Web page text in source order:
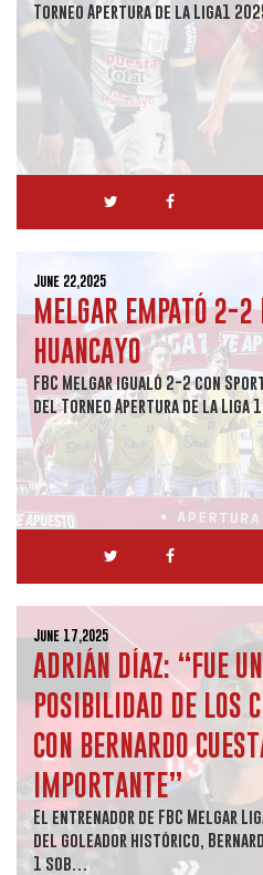
Torneo Apertura de la Liga1
June 22,2025
MELGAR EMPATÓ 2-2
HUANCAYO
FBC Melgar igualó 2-2 con
del Torneo Apertura de la Liga
June 17,2025
ADRIÁN DÍAZ: “FUE
POSIBILIDAD DE LOS
CON BERNARDO
IMPORTANTE”
El entrenador de FBC Melgar
del goleador histórico,
1 sob…